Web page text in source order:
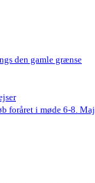
den gamle grænse
foråret i møde 6-8. Maj